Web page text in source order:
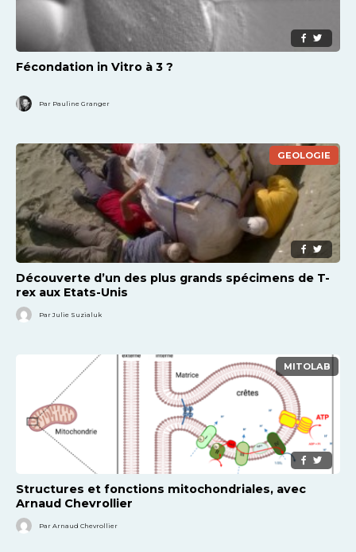
Fécondation in Vitro à 3 ?
Par Pauline Granger
GEOLOGIE
Découverte d’un des plus grands spécimens de T-
rex aux Etats-Unis
Par Julie Suzialuk
MITOLAB
Structures et fonctions mitochondriales, avec
Arnaud Chevrollier
Par Arnaud Chevrollier